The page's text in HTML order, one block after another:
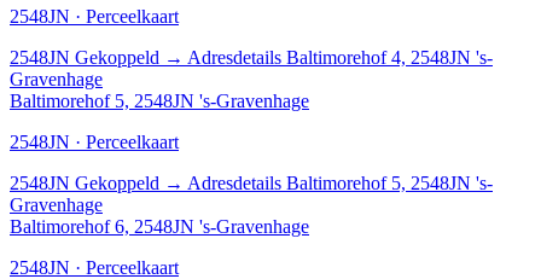
2548JN · Perceelkaart
2548JN Gekoppeld → Adresdetails Baltimorehof 4, 2548JN 's-
Gravenhage
Baltimorehof 5, 2548JN 's-Gravenhage
2548JN · Perceelkaart
2548JN Gekoppeld → Adresdetails Baltimorehof 5, 2548JN 's-
Gravenhage
Baltimorehof 6, 2548JN 's-Gravenhage
2548JN · Perceelkaart